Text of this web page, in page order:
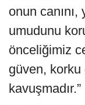
onun
umudunu
önceliğimiz
güven,
kavuşmadır.”